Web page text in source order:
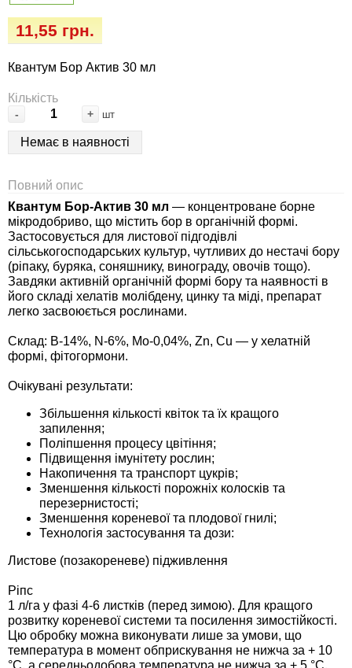
11,55 грн.
Квантум Бор Актив 30 мл
Кількість
- + шт
Немає в наявності
Повний опис
Квантум Бор-Актив 30 мл — концентроване борне
мікродобриво, що містить бор в органічній формі.
Застосовується для листової підгодівлі
сільськогосподарських культур, чутливих до нестачі бору
(ріпаку, буряка, соняшнику, винограду, овочів тощо).
Завдяки активній органічній формі бору та наявності в
його складі хелатів молібдену, цинку та міді, препарат
легко засвоюється рослинами.
Склад: B-14%, N-6%, Mo-0,04%, Zn, Cu — у хелатній
формі, фітогормони.
Очікувані результати:
Збільшення кількості квіток та їх кращого
запилення;
Поліпшення процесу цвітіння;
Підвищення імунітету рослин;
Накопичення та транспорт цукрів;
Зменшення кількості порожніх колосків та
перезернистості;
Зменшення кореневої та плодової гнилі;
Технологія застосування та дози:
Листове (позакореневе) підживлення
Ріпс
1 л/га у фазі 4-6 листків (перед зимою). Для кращого
розвитку кореневої системи та посилення зимостійкості.
Цю обробку можна виконувати лише за умови, що
температура в момент обприскування не нижча за + 10
°С, а середньодобова температура не нижча за + 5 °С.
Семена перца
Семена пряных трав
Семена редьки
Семена салата
Семена свеклы
Семена сельдерея
Семена сидератов
Семена томатов
Семена газонной травы
Семена тыквы, патиссона
Семена укропа
Семена фасоли
Семена цветов
Удобрения «Сударушка», «Рязаночка»
кристаллические 100 г
Удобрения «Чистый лист»
кристаллические 300 г
Удобрения «Чистый лист» Успех
Опрыскиватели
Перчатки
Средства защиты от колорадского жука
Средства защиты от тараканов, прусаков,
клопов, блох, домашних и садовых муравьев
Средства защиты от комаров, москитов,
клещей, ос, мошек, слепней
Средства защиты от мух
Средства защиты от капустницы
Средства защиты от кротов
Средства защиты от грызунов
Препараты для септиков, выгребных ям и
Хозяйственные товары
Средства защиты растений